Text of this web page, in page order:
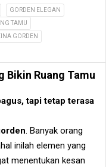
GORDEN ELEGAN
TAMU
GORDEN
Bikin Ruang Tamu
tapi tetap terasa
. Banyak orang
inilah elemen yang
menentukan kesan